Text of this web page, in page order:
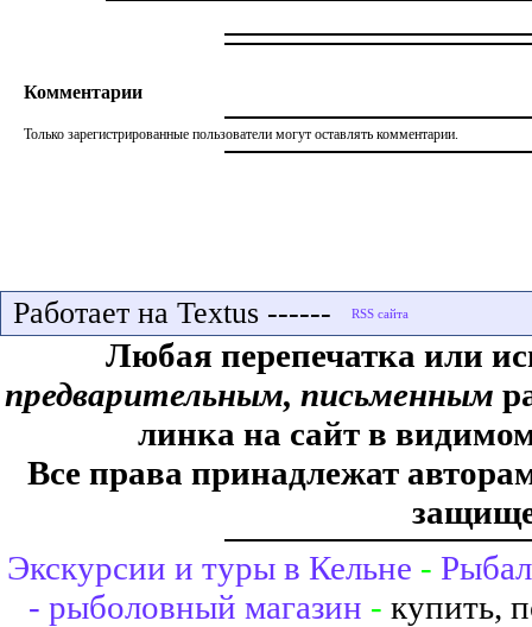
Комментарии
Только зарегистрированные пользователи могут оставлять комментарии.
Работает на Textus ------
Любая перепечатка или
предварительным, письменным
линка на сайт в
Все права принадлежат
Экскурсии и туры в Кельне -
- рыболовный магазин - купить,